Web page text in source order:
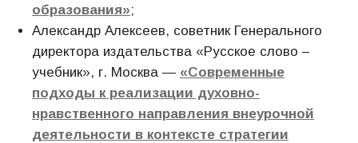
образования»;
Александр Алексеев, советник Генерального
директора издательства «Русское слово –
учебник», г. Москва — «Современные
подходы к реализации духовно-
нравственного направления внеурочной
деятельности в контексте стратегии